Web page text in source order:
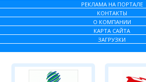
РЕКЛАМА НА ПОРТАЛЕ
КОНТАКТЫ
О КОМПАНИИ
КАРТА САЙТА
ЗАГРУЗКИ